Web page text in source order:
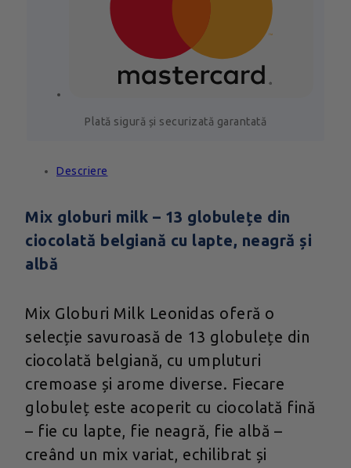
Plată sigură și securizată garantată
Descriere
Mix globuri milk – 13 globulețe din
ciocolată belgiană cu lapte, neagră și
albă
Mix Globuri Milk Leonidas oferă o
selecție savuroasă de 13 globulețe din
ciocolată belgiană, cu umpluturi
cremoase și arome diverse. Fiecare
globuleț este acoperit cu ciocolată fină
– fie cu lapte, fie neagră, fie albă –
creând un mix variat, echilibrat și